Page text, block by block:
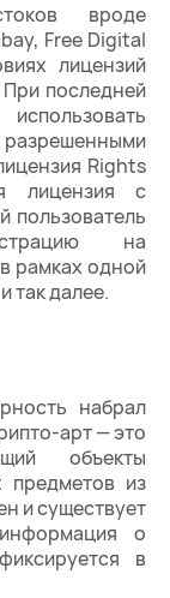
вроде
Free Digital
лицензий
последней
разрешенными
Rights
лицензия с
пользователь
на
рамках одной
так далее.
набрал
арт — это
объекты
предметов из
и существует
о
в